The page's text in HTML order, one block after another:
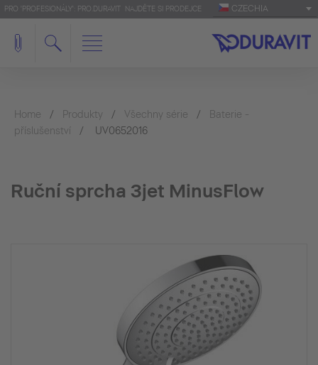
PRO 'PROFESIONÁLY': PRO.DURAVIT NAJDĚTE SI PRODEJCE CZECHIA
Home Produkty Všechny série
Baterie -
příslušenství
UV0652016
Ruční sprcha 3jet MinusFlow